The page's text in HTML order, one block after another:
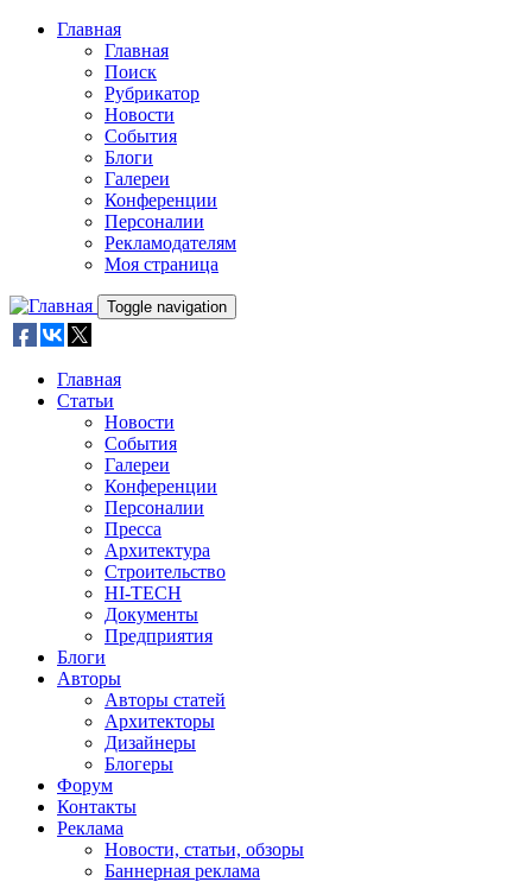
Skip to main content
Главная
Главная
Поиск
Рубрикатор
Новости
События
Блоги
Галереи
Конференции
Персоналии
Рекламодателям
Моя страница
Toggle navigation
Главная
Статьи
Новости
События
Галереи
Конференции
Персоналии
Пресса
Архитектура
Строительство
HI-TECH
Документы
Предприятия
Блоги
Авторы
Авторы статей
Архитекторы
Дизайнеры
Блогеры
Форум
Контакты
Реклама
Новости, статьи, обзоры
Баннерная реклама